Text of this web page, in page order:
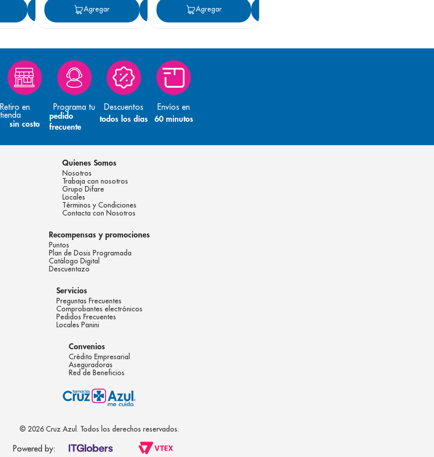
AgregarAgregar AgregarAgregar
Retiro en
tienda
sin costo
Programa tu
pedido
frecuente
Descuentos
todos los días
Envíos en
60 minutos
Quienes Somos
Nosotros
Trabaja con nosotros
Grupo Difare
Locales
Términos y Condiciones
Contacta con Nosotros
Recompensas y promociones
Puntos
Plan de Dosis Programada
Catálogo Digital
Descuentazo
Servicios
Preguntas Frecuentes
Comprobantes electrónicos
Pedidos Frecuentes
Locales Panini
Convenios
Crédito Empresarial
Aseguradoras
Red de Beneficios
© 2026 Cruz Azul. Todos los derechos reservados.
Powered by: